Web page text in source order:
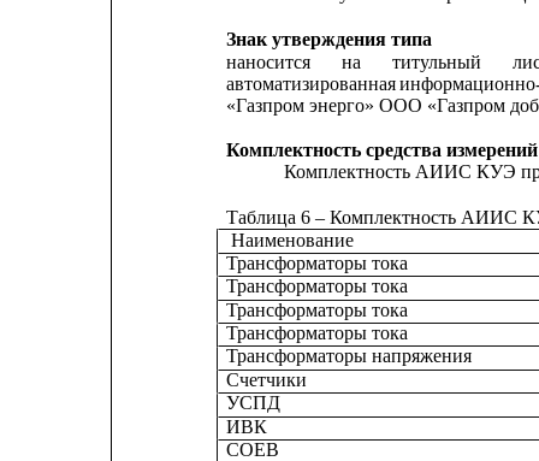
Знак утверждения типа
наносится
на титульный
автоматизированная
«Газпром энерго» ООО «Газпром
Комплектность средства измерений
Комплектность АИИС КУЭ
Таблица 6 – Комплектность АИИС
Наименование
Трансформаторы тока
Трансформаторы тока
Трансформаторы тока
Трансформаторы тока
Трансформаторы напряжения
Счетчики
УСПД
ИВК
СОЕВ